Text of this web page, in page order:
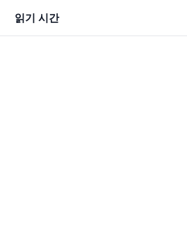
읽기 시간